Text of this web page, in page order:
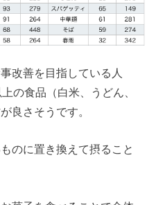
改善を目指している人
の食品（白米、うどん、
良さそうです。
のに置き換えて摂ること